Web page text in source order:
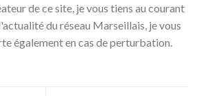
de ce site, je vous tiens au courant
du réseau Marseillais, je vous
également en cas de perturbation.